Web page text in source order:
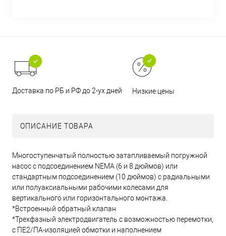
Доставка по РБ и РФ до 2-ух дней Низкие цены
ОПИСАНИЕ ТОВАРА
Многоступенчатый полностью затапливаемый погружной
насос с подсоединением NEMA (6 и 8 дюймов) или
стандартным подсоединением (10 дюймов) с радиальными
или полуаксиальными рабочими колесами для
вертикального или горизонтального монтажа.
*Встроенный обратный клапан
*Трехфазный электродвигатель с возможностью перемотки,
с ПЕ2/ПА-изоляцией обмотки и наполнением